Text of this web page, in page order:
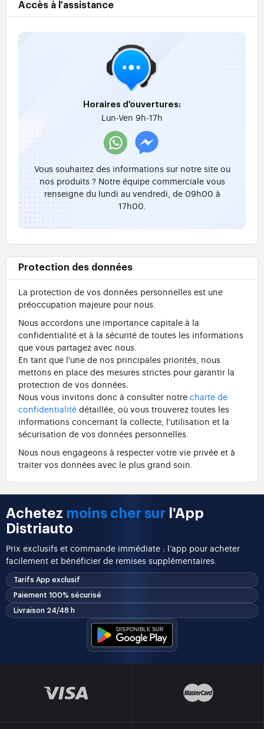
Accès à l'assistance
Horaires d'ouvertures:
Lun-Ven 9h-17h
Vous souhaitez des informations sur notre site ou
nos produits ? Notre équipe commerciale vous
renseigne du lundi au vendredi, de 09h00 à
17h00.
Protection des données
La protection de vos données personnelles est une
préoccupation majeure pour nous.
Nous accordons une importance capitale à la
confidentialité et à la sécurité de toutes les informations
que vous partagez avec nous.
En tant que l'une de nos principales priorités, nous
mettons en place des mesures strictes pour garantir la
protection de vos données.
Nous vous invitons donc à consulter notre charte de
confidentialité détaillée, où vous trouverez toutes les
informations concernant la collecte, l'utilisation et la
sécurisation de vos données personnelles.
Nous nous engageons à respecter votre vie privée et à
traiter vos données avec le plus grand soin.
Achetez moins cher sur l'App
Distriauto
Prix exclusifs et commande immédiate : l’app pour acheter
facilement et bénéficier de remises supplémentaires.
Tarifs App exclusif
Paiement 100% sécurisé
Livraison 24/48 h